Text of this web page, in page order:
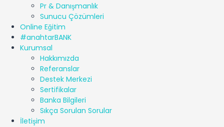
Pr & Danışmanlık
Sunucu Çözümleri
Online Eğitim
#anahtarBANK
Kurumsal
Hakkımızda
Referanslar
Destek Merkezi
Sertifikalar
Banka Bilgileri
Sıkça Sorulan Sorular
İletişim